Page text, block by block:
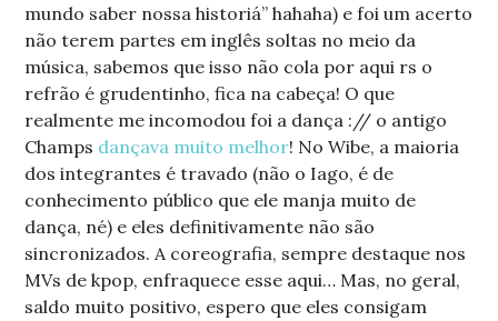
mundo saber nossa historiá” hahaha) e foi um acerto
não terem partes em inglês soltas no meio da
música, sabemos que isso não cola por aqui rs o
refrão é grudentinho, fica na cabeça! O que
realmente me incomodou foi a dança :// o antigo
Champs dançava muito melhor! No Wibe, a maioria
dos integrantes é travado (não o Iago, é de
conhecimento público que ele manja muito de
dança, né) e eles definitivamente não são
sincronizados. A coreografia, sempre destaque nos
MVs de kpop, enfraquece esse aqui… Mas, no geral,
saldo muito positivo, espero que eles consigam